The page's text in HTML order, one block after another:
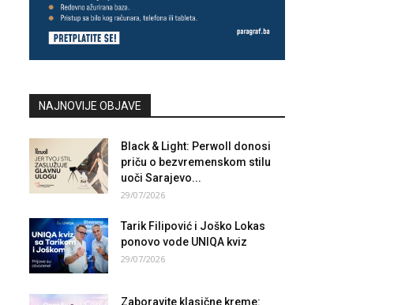
NAJNOVIJE OBJAVE
Black & Light: Perwoll donosi
priču o bezvremenskom stilu
uoči Sarajevo...
29/07/2026
Tarik Filipović i Joško Lokas
ponovo vode UNIQA kviz
29/07/2026
Zaboravite klasične kreme: